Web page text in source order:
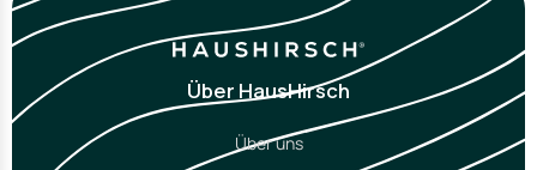
Über HausHirsch
Über uns